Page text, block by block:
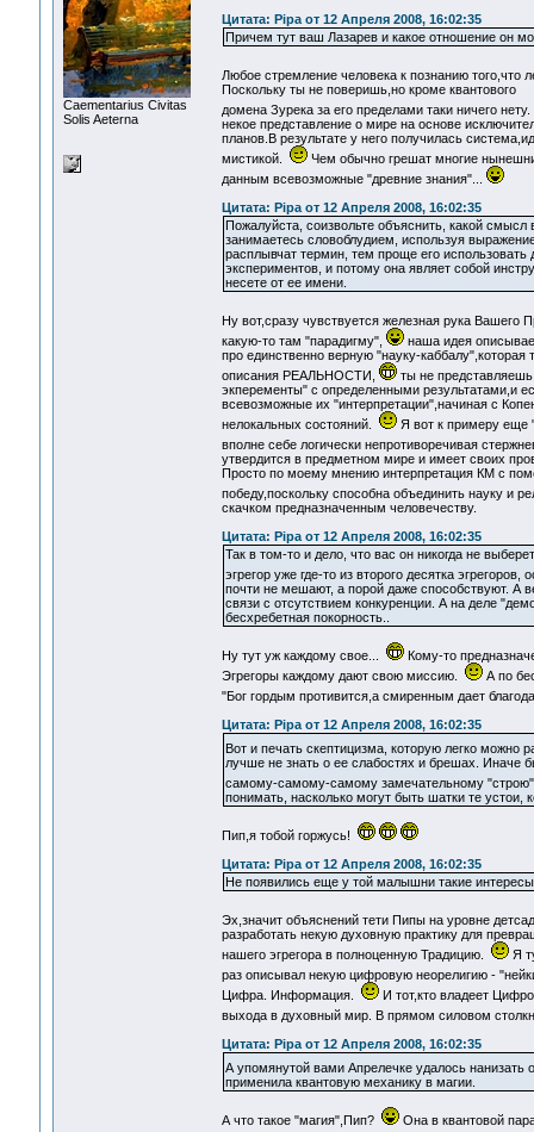
Сaementarius Civitas
Solis Aeterna
Цитата: Pipa от 12 Апреля 2008, 16:02:35
Причем тут ваш Лазарев и какое отношение он
Любое стремление человека к познанию
Поскольку ты не поверишь,но кроме квантового
домена Зурека за его пределами таки ничего
некое представление о мире на основе
планов.В результате у него получилась
мистикой.
Чем обычно грешат многие
данным всевозможные "древние знания"...
Цитата: Pipa от 12 Апреля 2008, 16:02:35
Пожалуйста, соизвольте объяснить, какой
занимаетесь словоблудием, используя
расплывчат термин, тем проще его
экспериментов, и потому она являет собой
несете от ее имени.
Ну вот,сразу чувствуется железная рука
какую-то там "парадигму",
наша идея
про единственно верную "науку-
описания РЕАЛЬНОСТИ,
ты не
экперементы" с определенными результатами,и
всевозможные их "интерпретации",начиная с
нелокальных состояний.
Я вот к примеру еще
вполне себе логически непротиворечивая
утвердится в предметном мире и имеет своих
Просто по моему мнению интерпретация КМ с
победу,поскольку способна объединить науку и
скачком предназначенным человечеству.
Цитата: Pipa от 12 Апреля 2008, 16:02:35
Так в том-то и дело, что вас он никогда не
эгрегор уже где-то из второго десятка
почти не мешают, а порой даже способствуют. А
связи с отсутствием конкуренции. А на деле
бесхребетная покорность..
Ну тут уж каждому свое...
Кому-то
Эгрегоры каждому дают свою миссию.
А по
"Бог гордым противится,а смиренным дает
Цитата: Pipa от 12 Апреля 2008, 16:02:35
Вот и печать скептицизма, которую легко можно
лучше не знать о ее слабостях и брешах. Иначе
самому-самому-самому замечательному
понимать, насколько могут быть шатки те устои,
Пип,я тобой горжусь!
Цитата: Pipa от 12 Апреля 2008, 16:02:35
Не появились еще у той малышни такие
Эх,значит объяснений тети Пипы на уровне
разработать некую духовную практику для
нашего эгрегора в полноценную Традицию.
Я
раз описывал некую цифровую неорелигию -
Цифра. Информация.
И тот,кто владеет
выхода в духовный мир. В прямом силовом
Цитата: Pipa от 12 Апреля 2008, 16:02:35
А упомянутой вами Апрелечке удалось нанизать
применила квантовую механику в магии.
А что такое "магия",Пип? Она в квантовой